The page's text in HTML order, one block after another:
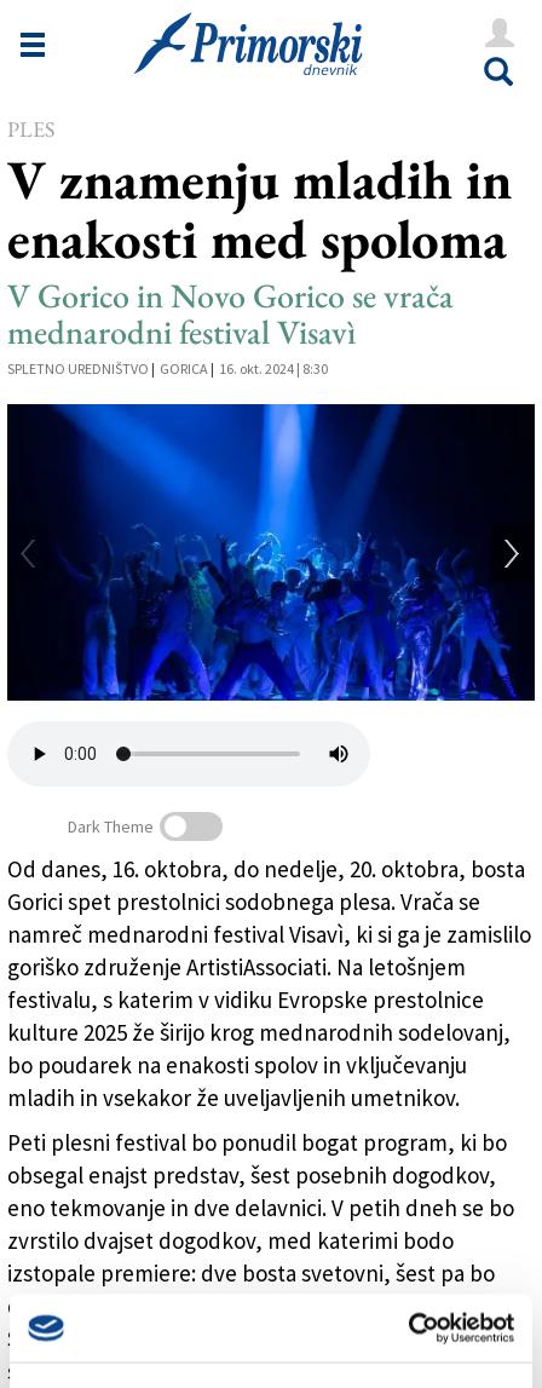
Novice
Goriška
Kultura
Šport
Še
Vreme
Založnik
Zadruga PD
Naročnine
PLES
V znamenju mladih in
enakosti med spoloma
V Gorico in Novo Gorico se vrača
mednarodni festival Visavì
SPLETNO UREDNIŠTVO | GORICA | 16. okt. 2024 | 8:30
Skupina AJB (GREGORY BATARDON)(Gregory Batardon
Dark Theme
Od danes, 16. oktobra, do nedelje, 20. oktobra, bosta
Gorici spet prestolnici sodobnega plesa. Vrača se
namreč mednarodni festival Visavì, ki si ga je zamislilo
goriško združenje ArtistiAssociati. Na letošnjem
festivalu, s katerim v vidiku Evropske prestolnice
kulture 2025 že širijo krog mednarodnih sodelovanj,
bo poudarek na enakosti spolov in vključevanju
mladih in vsekakor že uveljavljenih umetnikov.
Peti plesni festival bo ponudil bogat program, ki bo
obsegal enajst predstav, šest posebnih dogodkov,
eno tekmovanje in dve delavnici. V petih dneh se bo
zvrstilo dvajset dogodkov, med katerimi bodo
izstopale premiere: dve bosta svetovni, šest pa bo
državnih. Nastopilo bo trinajst plesnih skupin iz Italije,
Slovenije, Hrvaške, Nemčije in Švice, v katerih
sodelujejo plesalci z vsega sveta. Publika bo imela